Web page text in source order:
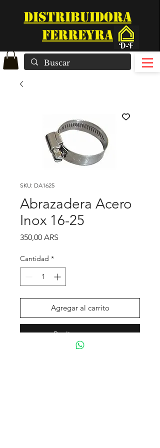
DISTRIBUIDORA
FERREYRA
SKU: DA1625
Abrazadera Acero
Inox 16-25
350,00 ARS
Cantidad *
Agregar al carrito
Realizar compra